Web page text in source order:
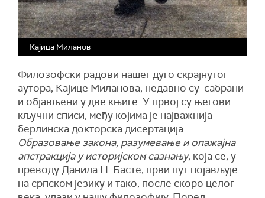
Кајицa Миланов
Филозофски радови нашег дуго скрајнутог
аутора, Кајице Миланова, недавно су сабрани
и објављени у две књиге. У првој су његови
кључни списи, међу којима је најважнија
берлинска докторска дисертација
Образовање закона, разумевање и опажајна
апстракција у историјском сазнању, која се, у
преводу Данила Н. Басте, први пут појављује
на српском језику и тако, после скоро целог